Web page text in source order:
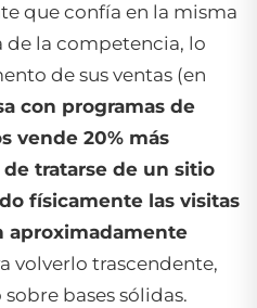
que confía en la misma
la competencia, lo
de sus ventas (en
con programas de
vende 20% más
tratarse de un sitio
físicamente las visitas
aproximadamente
volverlo trascendente,
bases sólidas.